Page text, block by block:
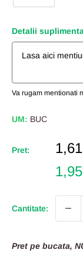
Detalii
Va rugam mentionati
UM: BUC
Pret:
Pret
Cantitate:
Pret pe bucata,